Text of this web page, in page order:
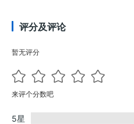
评分及评论
暂无评分
来评个分数吧
5星